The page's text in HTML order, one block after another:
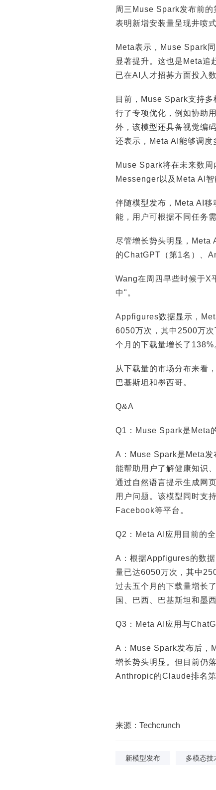
周三Muse Spark发布前
表明新增安装量呈现井喷式
Meta表示，Muse Spark
显著提升。这也是Meta追
已在AI人才招募方面投入
目前，Muse Spark支持
行了专项优化，例如协助
外，该模型还具备视觉编
还表示，Meta AI能够调度
Muse Spark将在未来数
Messenger以及Meta AI智
伴随模型发布，Meta AI移
能，用户可根据不同任务
尽管增长势头明显，Meta
的ChatGPT（第1名）、
Wang在周四早些时候于X
中"。
Appfigures数据显示，
6050万次，其中2500万
个月的下载量增长了138%
从下载量的市场分布来看
巴基斯坦和墨西哥。
Q&A
Q1：Muse Spark是Meta
A：Muse Spark是Meta发
能帮助用户了解健康知识
通过自然语言提示生成网
用户问题。该模型同时支
Facebook等平台。
Q2：Meta AI应用目前的
A：根据Appfigures的数
量已达6050万次，其中
过去五个月的下载量增长
国、巴西、巴基斯坦和墨西
Q3：Meta AI应用与
A：Muse Spark发布后，
增长势头明显。但目前仍
Anthropic的Claude排名
来源：Techcrunch
新模型发布 多模态技